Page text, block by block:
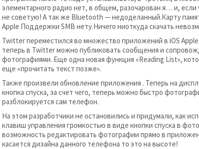
элементарного радио нет, в общем, разочарован я… и, если
не советую! А так же Bluetooth — недоделанный.Карту
Apple Поддержки SMB нету.Ничего ниоткуда скачать
Twitter переместился во множество приложений в iOS
теперь в Twitter можно публиковать сообщения и
фотографиями. Еще одна новая функция «Reading List»,
еще «прочитать текст позже».
Также произвели обновление приложения . Теперь на
кнопка спуска, за счет чего, теперь можно быстро
разблокируется сам телефон.
На этом разработчики не остановились и придумали, как
клавиш управления громкостью в виде кнопки спуска в
возможность редактировать фотографии прямо в
касается дизайна данного телефона то это на высоте!